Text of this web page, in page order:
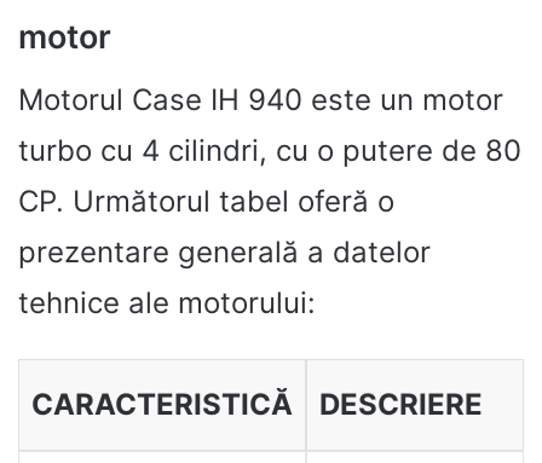
motor
Motorul Case IH 940 este un motor
turbo cu 4 cilindri, cu o putere de 80
CP. Următorul tabel oferă o
prezentare generală a datelor
tehnice ale motorului:
CARACTERISTICĂ DESCRIERE